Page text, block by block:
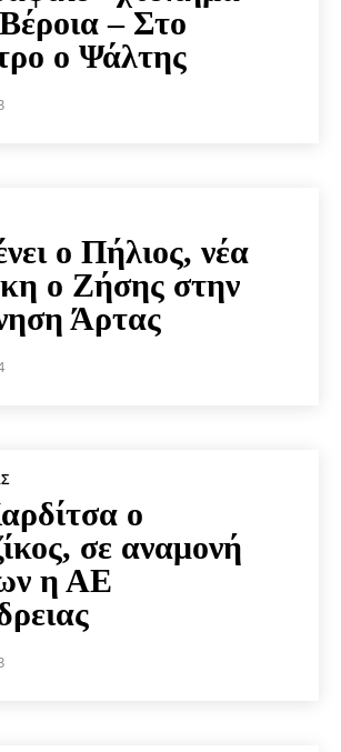
– Στο
ο Ψάλτης
ο Πήλιος, νέα
ο Ζήσης στην
Άρτας
ο
σε αναμονή
η ΑΕ